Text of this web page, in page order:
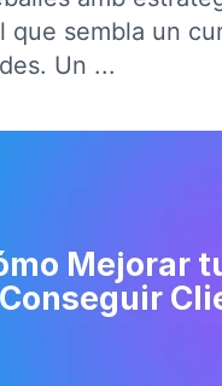
sembla un
Un ...